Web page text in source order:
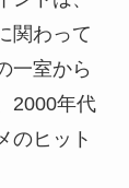
関わって
一室から
2000年代
のヒット